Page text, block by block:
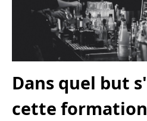
Dans quel but
cette